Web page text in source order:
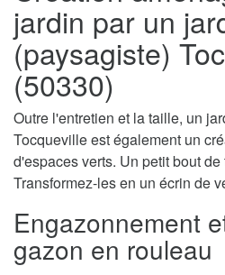
jardin par un
(paysagiste)
(50330)
Outre l'entretien et la taille, un
Tocqueville est également un
d'espaces verts. Un petit bout
Transformez-les en un écrin de
Engazonnement
gazon en rouleau